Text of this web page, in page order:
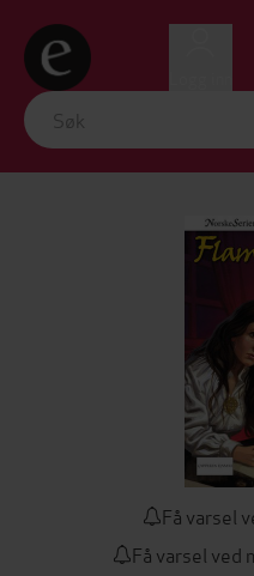
Få varsel
Få varsel ved